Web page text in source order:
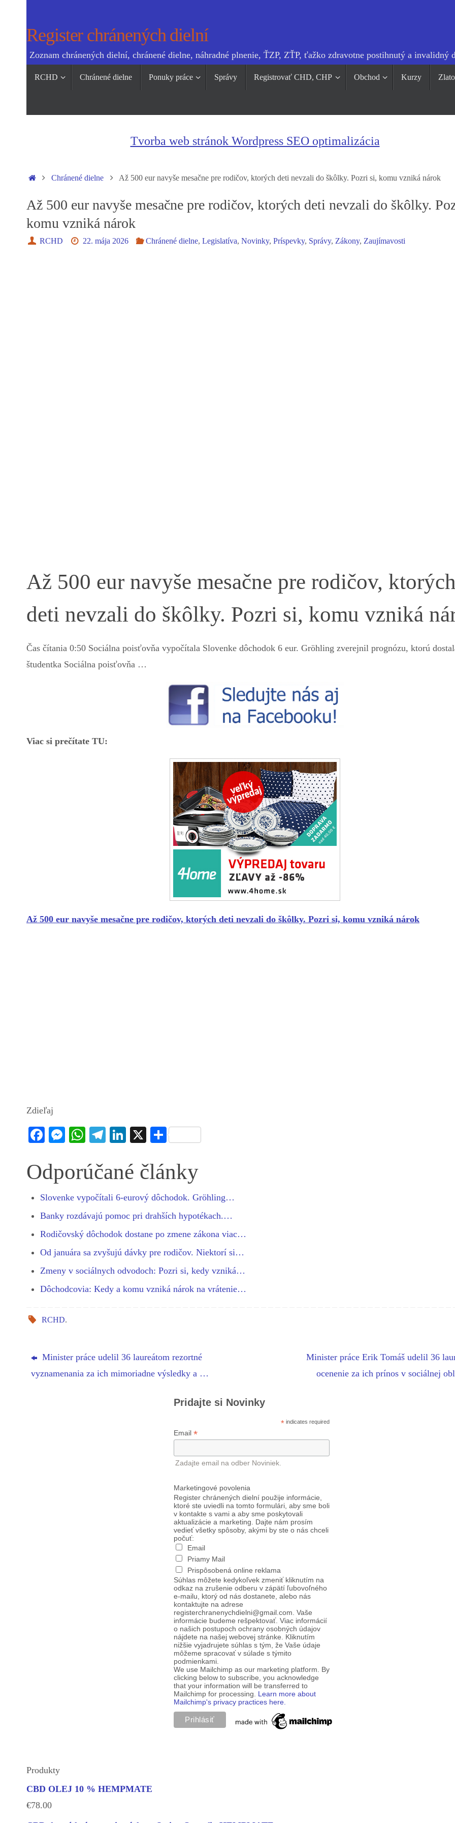
Register chránených dielní
Zoznam chránených dielní, chránené dielne, náhradné plnenie, ŤZP, ZŤP, ťažko zdravotne postihnutý a invalidný
RCHD Chránené dielne Ponuky práce Správy Registrovať CHD, CHP Obchod Kurzy Zlato
Tvorba web stránok Wordpress SEO optimalizácia
HomeChránené dielne Až 500 eur navyše mesačne pre rodičov, ktorých deti nevzali do škôlky. Pozri si, komu vzniká nárok
Až 500 eur navyše mesačne pre rodičov, ktorých deti nevzali do škôlky.
komu vzniká nárok
RCHD 22. mája 2026 Chránené dielne,Legislatíva,Novinky,Príspevky, Správy,Zákony,Zaujímavosti
Až 500 eur navyše mesačne pre rodičov, ktorých
deti nevzali do škôlky. Pozri si, komu vzniká
Čas čítania 0:50 Sociálna poisťovňa vypočítala Slovenke dôchodok 6 eur. Gröhling zverejnil prognózu, ktorú
študentka Sociálna poisťovňa …
Viac si prečítate TU:
Až 500 eur navyše mesačne pre rodičov, ktorých deti nevzali do škôlky. Pozri si, komu vzniká nárok
Zdieľaj
Fa
bo
ok
M
se
ng
er
W
ts
A
pp
Te
gr
a
m
Li
ed
In
X S
re
Odporúčané články
Slovenke vypočítali 6-eurový dôchodok. Gröhling…
Banky rozdávajú pomoc pri drahších hypotékach.…
Rodičovský dôchodok dostane po zmene zákona viac…
Od januára sa zvyšujú dávky pre rodičov. Niektorí si…
Zmeny v sociálnych odvodoch: Pozri si, kedy vzniká…
Dôchodcovia: Kedy a komu vzniká nárok na vrátenie…
RCHD.
Minister práce udelil 36 laureátom rezortné
vyznamenania za ich mimoriadne výsledky a …
Minister práce Erik Tomáš udelil 36
ocenenie za ich prínos v sociálnej
Pridajte si Novinky
* indicates required
Email *
Zadajte email na odber Noviniek.
Marketingové povolenia
Register chránených dielní použije informácie,
ktoré ste uviedli na tomto formulári, aby sme boli
v kontakte s vami a aby sme poskytovali
aktualizácie a marketing. Dajte nám prosím
vedieť všetky spôsoby, akými by ste o nás chceli
počuť:
Email
Priamy Mail
Prispôsobená online reklama
Súhlas môžete kedykoľvek zmeniť kliknutím na
odkaz na zrušenie odberu v zápätí ľubovoľného
e-mailu, ktorý od nás dostanete, alebo nás
kontaktujte na adrese
registerchranenychdielni@gmail.com. Vaše
informácie budeme rešpektovať. Viac informácií
o našich postupoch ochrany osobných údajov
nájdete na našej webovej stránke. Kliknutím
nižšie vyjadrujete súhlas s tým, že Vaše údaje
môžeme spracovať v súlade s týmito
podmienkami.
We use Mailchimp as our marketing platform. By
clicking below to subscribe, you acknowledge
that your information will be transferred to
Mailchimp for processing. Learn more about
Mailchimp's privacy practices here.
Produkty
CBD OLEJ 10 % HEMPMATE
€78.00